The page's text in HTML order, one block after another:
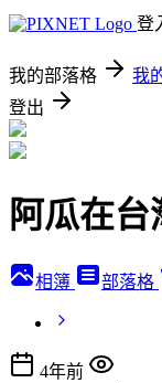
登
我的部落格 我
登出
阿瓜在
相簿 部落格
4年前